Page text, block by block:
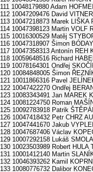
111 10048179880 Adam
112 10047209476 David
113 10047218873 Marek
114 10047398123 Martin VOLF
115 10016300529 Matěj
116 10047318907 Šimon
117 10047358313 Antonín REH
118 10059648516 Richard
119 10078164301 Ondřej
120 10084848005 Šimon
121 10011866316 Pavel
122 10047422270 Ondřej
123 10083343491 Jan MAREK
124 10081224750 Roman
125 10092783918 Patrik
126 10047418432 Petr CHRZ
127 10047441670 Jakub
128 10047687406 Václav
129 10007292158 Lukáš
130 10023503989 Robert
131 10001412140 Martin
132 10046393262 Kamil
133 10080776732 Dalibor